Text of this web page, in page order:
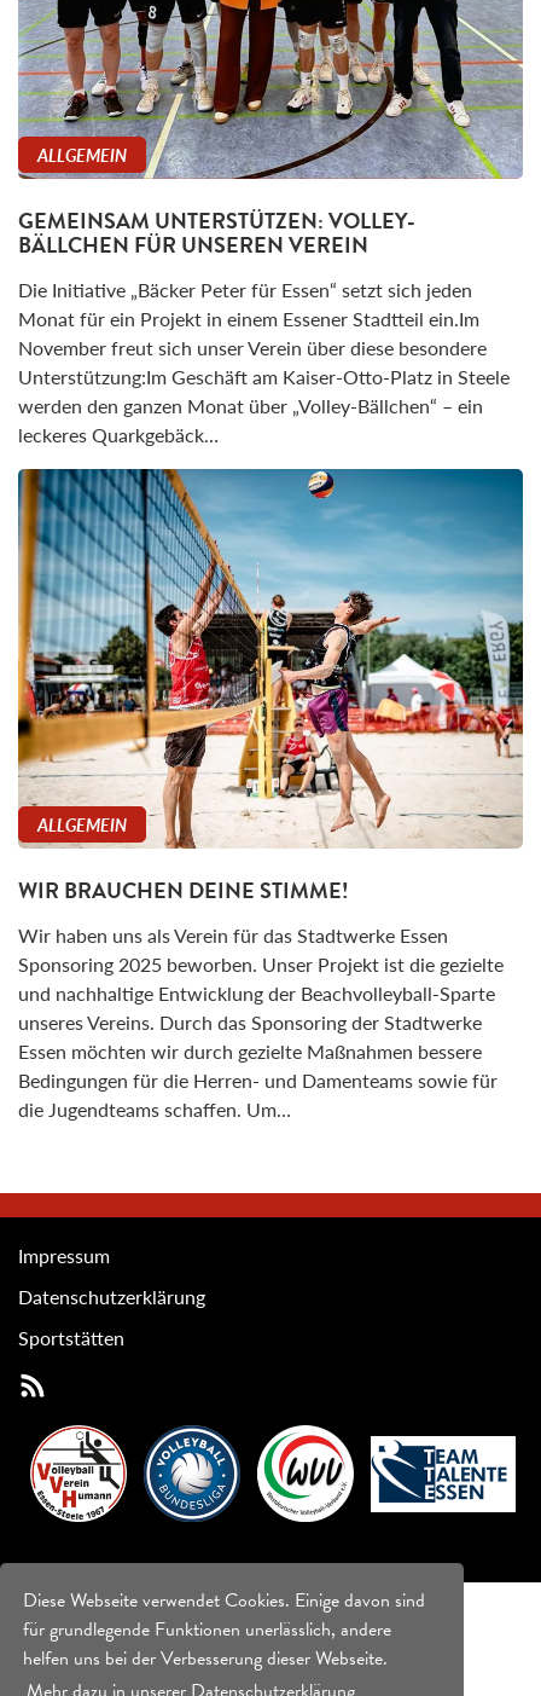
Diese Webseite verwendet Cookies. Einige davon sind
für grundlegende Funktionen unerlässlich, andere
helfen uns bei der Verbesserung dieser Webseite.
ALLGEMEIN
GEMEINSAM UNTERSTÜTZEN: VOLLEY-
BÄLLCHEN FÜR UNSEREN VEREIN
Die Initiative „Bäcker Peter für Essen“ setzt sich jeden
Monat für ein Projekt in einem Essener Stadtteil ein.Im
November freut sich unser Verein über diese besondere
Unterstützung:Im Geschäft am Kaiser-Otto-Platz in Steele
werden den ganzen Monat über „Volley-Bällchen“ – ein
leckeres Quarkgebäck…
ALLGEMEIN
WIR BRAUCHEN DEINE STIMME!
Wir haben uns als Verein für das Stadtwerke Essen
Sponsoring 2025 beworben. Unser Projekt ist die gezielte
und nachhaltige Entwicklung der Beachvolleyball-Sparte
unseres Vereins. Durch das Sponsoring der Stadtwerke
Essen möchten wir durch gezielte Maßnahmen bessere
Bedingungen für die Herren- und Damenteams sowie für
die Jugendteams schaffen. Um…
Impressum
Datenschutzerklärung
Sportstätten